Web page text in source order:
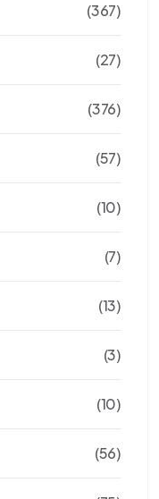
(367)
(27)
(376)
(57)
(10)
(7)
(13)
(3)
(10)
(56)